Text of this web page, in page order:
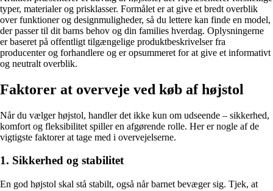
typer, materialer og prisklasser. Formålet er at give et bredt overblik
over funktioner og designmuligheder, så du lettere kan finde en model,
der passer til dit barns behov og din families hverdag. Oplysningerne
er baseret på offentligt tilgængelige produktbeskrivelser fra
producenter og forhandlere og er opsummeret for at give et informativt
og neutralt overblik.
Faktorer at overveje ved køb af højstol
Når du vælger højstol, handler det ikke kun om udseende – sikkerhed,
komfort og fleksibilitet spiller en afgørende rolle. Her er nogle af de
vigtigste faktorer at tage med i overvejelserne.
1. Sikkerhed og stabilitet
En god højstol skal stå stabilt, også når barnet bevæger sig. Tjek, at